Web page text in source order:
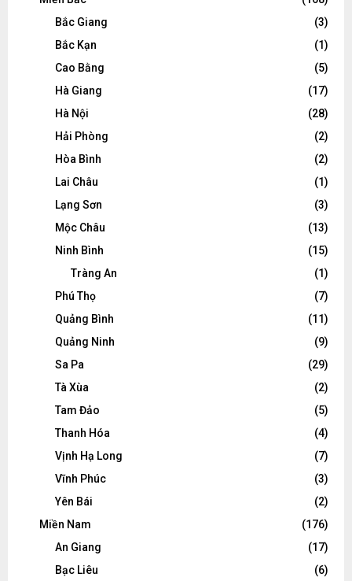
Bắc Giang
(3)
Bắc Kạn
(1)
Cao Bằng
(5)
Hà Giang
(17)
Hà Nội
(28)
Hải Phòng
(2)
Hòa Bình
(2)
Lai Châu
(1)
Lạng Sơn
(3)
Mộc Châu
(13)
Ninh Bình
(15)
Tràng An
(1)
Phú Thọ
(7)
Quảng Bình
(11)
Quảng Ninh
(9)
Sa Pa
(29)
Tà Xùa
(2)
Tam Đảo
(5)
Thanh Hóa
(4)
Vịnh Hạ Long
(7)
Vĩnh Phúc
(3)
Yên Bái
(2)
Miền Nam
(176)
An Giang
(17)
Bạc Liêu
(6)